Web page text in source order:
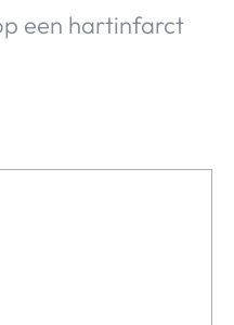
een hartinfarct